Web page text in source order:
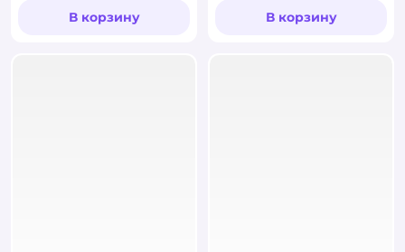
В корзину В корзину